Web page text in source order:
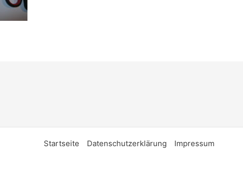
Startseite Datenschutzerklärung Impressum